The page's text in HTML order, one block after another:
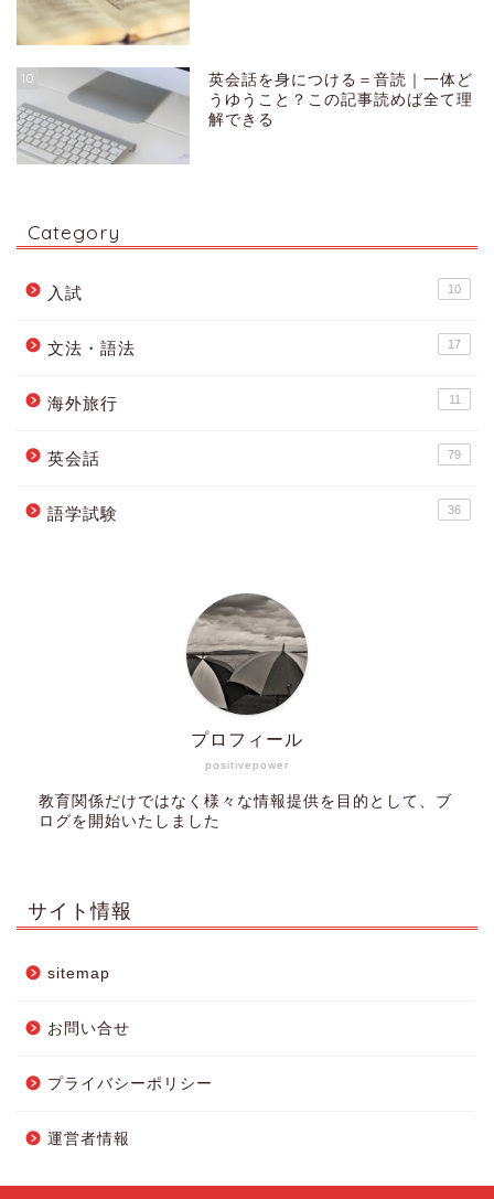
10
英会話を身につける＝音読｜一体ど
うゆうこと？この記事読めば全て理
解できる
Category
入試 10
文法・語法 17
海外旅行 11
英会話 79
語学試験 36
positivepower
プロフィール
教育関係だけではなく様々な情報提供を目的として、ブ
ログを開始いたしました
サイト情報
sitemap
お問い合せ
プライバシーポリシー
運営者情報